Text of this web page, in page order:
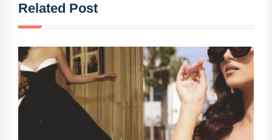
Related Post